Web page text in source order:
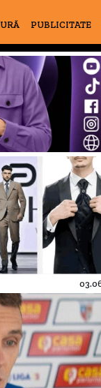
PUBLICITATE